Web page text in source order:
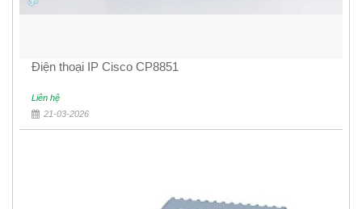
Điện thoại IP Cisco CP8851
Liên hệ
21-03-2026